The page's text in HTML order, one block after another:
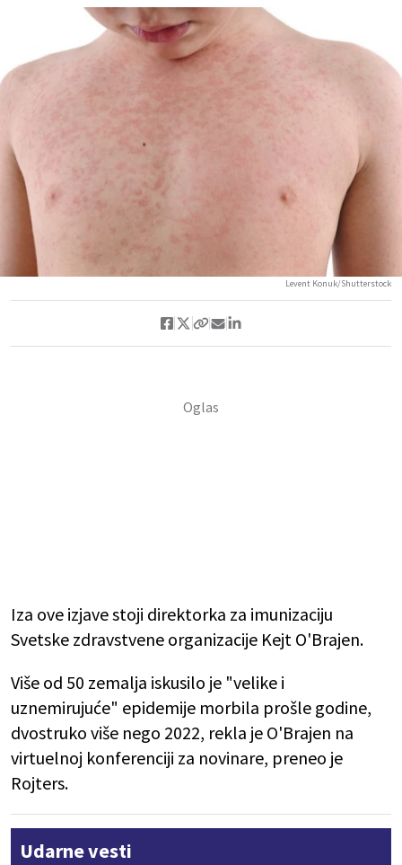
Levent Konuk/Shutterstock
Iza ove izjave stoji direktorka za imunizaciju
Svetske zdravstvene organizacije Kejt O'Brajen.
Više od 50 zemalja iskusilo je "velike i
uznemirujuće" epidemije morbila prošle godine,
dvostruko više nego 2022, rekla je O'Brajen na
virtuelnoj konferenciji za novinare, preneo je
Rojters.
Udarne vesti